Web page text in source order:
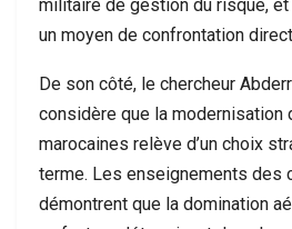
militaire de gestion du risque,
un moyen de confrontation
De son côté, le chercheur
considère que la modernisation
marocaines relève d’un choix
terme. Les enseignements des
démontrent que la domination